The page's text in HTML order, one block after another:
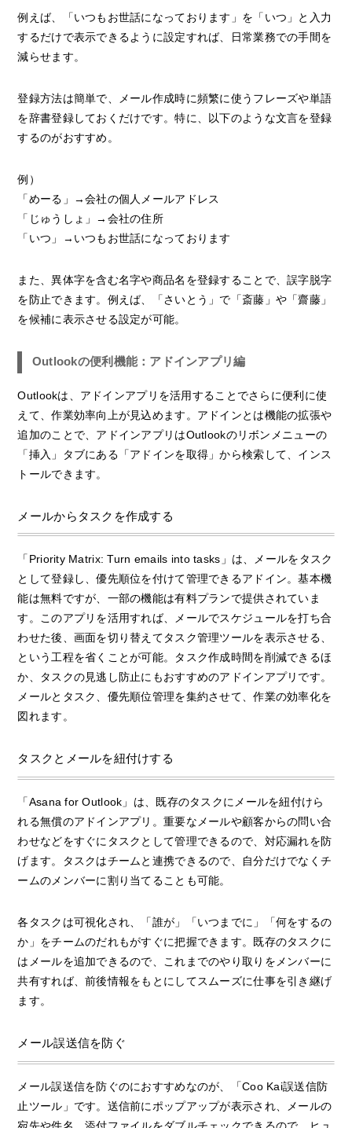
例えば、「いつもお世話になっております」を「いつ」と入力
するだけで表示できるように設定すれば、日常業務での手間を
減らせます。
登録方法は簡単で、メール作成時に頻繁に使うフレーズや単語
を辞書登録しておくだけです。特に、以下のような文言を登録
するのがおすすめ。
例）
「めーる」→会社の個人メールアドレス
「じゅうしょ」→会社の住所
「いつ」→いつもお世話になっております
また、異体字を含む名字や商品名を登録することで、誤字脱字
を防止できます。例えば、「さいとう」で「斎藤」や「齋藤」
を候補に表示させる設定が可能。
Outlookの便利機能：アドインアプリ編
Outlookは、アドインアプリを活用することでさらに便利に使
えて、作業効率向上が見込めます。アドインとは機能の拡張や
追加のことで、アドインアプリはOutlookのリボンメニューの
「挿入」タブにある「アドインを取得」から検索して、インス
トールできます。
メールからタスクを作成する
「Priority Matrix: Turn emails into tasks」は、メールをタスク
として登録し、優先順位を付けて管理できるアドイン。基本機
能は無料ですが、一部の機能は有料プランで提供されていま
す。このアプリを活用すれば、メールでスケジュールを打ち合
わせた後、画面を切り替えてタスク管理ツールを表示させる、
という工程を省くことが可能。タスク作成時間を削減できるほ
か、タスクの見逃し防止にもおすすめのアドインアプリです。
メールとタスク、優先順位管理を集約させて、作業の効率化を
図れます。
タスクとメールを紐付けする
「Asana for Outlook」は、既存のタスクにメールを紐付けら
れる無償のアドインアプリ。重要なメールや顧客からの問い合
わせなどをすぐにタスクとして管理できるので、対応漏れを防
げます。タスクはチームと連携できるので、自分だけでなくチ
ームのメンバーに割り当てることも可能。
各タスクは可視化され、「誰が」「いつまでに」「何をするの
か」をチームのだれもがすぐに把握できます。既存のタスクに
はメールを追加できるので、これまでのやり取りをメンバーに
共有すれば、前後情報をもとにしてスムーズに仕事を引き継げ
ます。
メール誤送信を防ぐ
メール誤送信を防ぐのにおすすめなのが、「Coo Kai誤送信防
止ツール」です。送信前にポップアップが表示され、メールの